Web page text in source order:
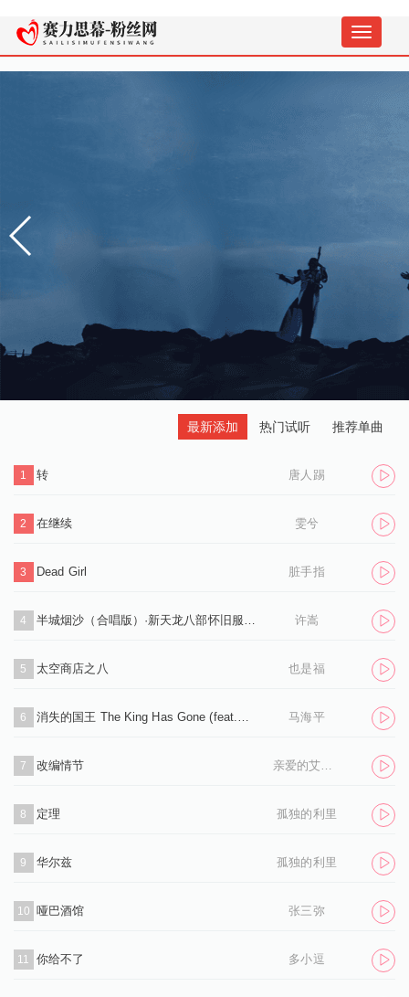
切
换
最新添加 热门试听 推荐单曲
1 转 唐人踢
2 在继续 雯兮
3 Dead Girl 脏手指
4 半城烟沙（合唱版）·新天龙八部怀旧服推广曲 许嵩
5 太空商店之八 也是福
6 消失的国王 The King Has Gone (feat.孙凌生) 马海平
7 改编情节 亲爱的艾洛伊丝
8 定理 孤独的利里
9 华尔兹 孤独的利里
10 哑巴酒馆 张三弥
11 你给不了 多小逗